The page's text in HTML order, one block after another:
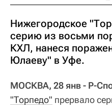
Нижегородское
серию из восьми
КХЛ, нанеся
Юлаеву" в Уфе.
МОСКВА, 28 янв - Р-
"Торпедо" прервало